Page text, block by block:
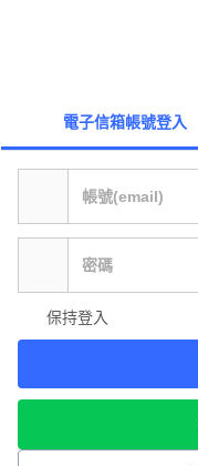
電子信箱帳號登入
保持登入